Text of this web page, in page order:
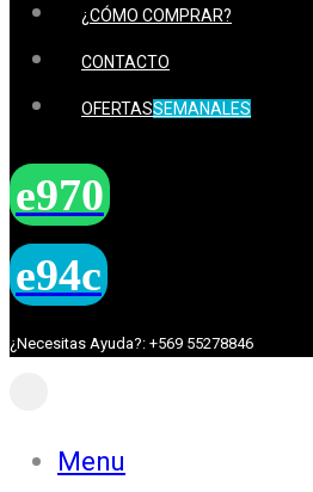
¿CÓMO COMPRAR?
CONTACTO
OFERTASSEMANALES
¿Necesitas Ayuda?: +569 55278846
Menu